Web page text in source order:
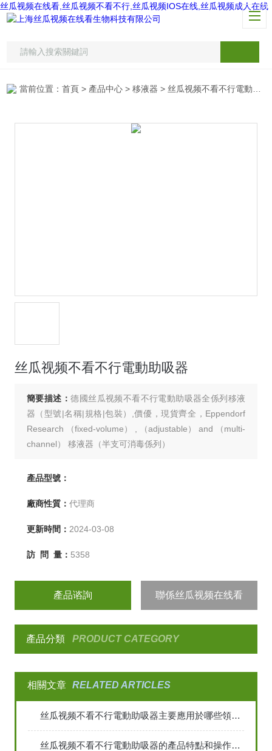
丝瓜视频在线看,丝瓜视频不看不行,丝瓜视频IOS在线,丝瓜视频成人在线
當前位置：首頁 > 產品中心 >移液器 > 丝瓜视频不看不行電動助吸器
丝瓜视频不看不行電動助吸器
簡要描述：德國丝瓜视频不看不行電動助吸器全係列移液
器（型號|名稱|規格|包裝）,價優，現貨齊全，Eppendorf
Research （fixed-volume） , （adjustable） and （multi-
channel） 移液器（半支可消毒係列）
產品型號：
廠商性質： 代理商
更新時間： 2024-03-08
訪 問 量： 5358
產品谘詢 聯係丝瓜视频在线看
產品分類 PRODUCT CATEGORY
相關文章 RELATED ARTICLES
丝瓜视频不看不行電動助吸器主要應用於哪些領域？
丝瓜视频不看不行電動助吸器的產品特點和操作規程